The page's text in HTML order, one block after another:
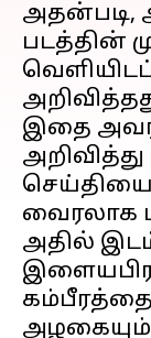
அதன்படி,
படத்தின்
இதை
வைரலாக
அதில்
அழகையும்